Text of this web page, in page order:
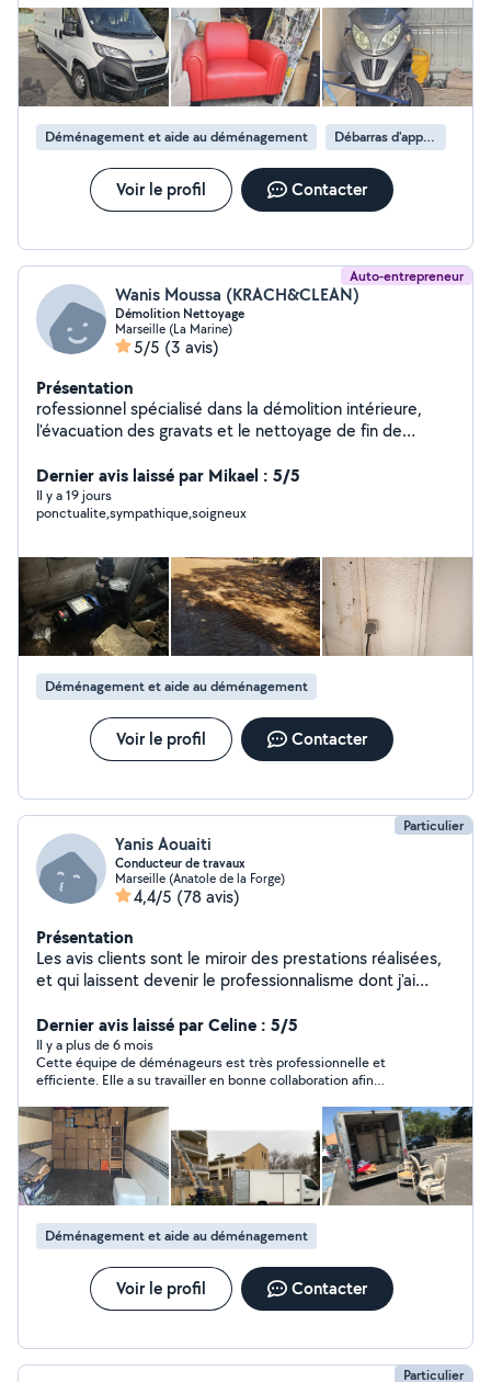
Déménagement et aide au déménagement Débarras d'appartement
Voir le profil Contacter
Auto-entrepreneur
Wanis Moussa (KRACH&CLEAN)
Démolition Nettoyage
Marseille (La Marine)
5/5 (3 avis)
Présentation
rofessionnel spécialisé dans la démolition intérieure,
l'évacuation des gravats et le nettoyage de fin de
professionnels pour : Démolition de cloisons non
porteuses Dépose de cuisines et salles de bain Retrait
de carrelage, parquet, faux plafonds et revêtements
Évacuation des déchets de chantier Nettoyage complet
après travaux Remise en état avant réception, location
ou vente Sérieux, réactif et équipé pour les chantiers de
rénovation, appartements, maisons, locaux
commerciaux et bureaux. Devis gratuit et facture
disponible.
Dernier avis laissé par Mikael : 5/5
Il y a 19 jours
ponctualite,sympathique,soigneux
Déménagement et aide au déménagement
Voir le profil Contacter
Particulier
Yanis Aouaiti
Conducteur de travaux
Marseille (Anatole de la Forge)
4,4/5 (78 avis)
Présentation
Les avis clients sont le miroir des prestations réalisées,
et qui laissent devenir le professionnalisme dont j'ai
que vous pourrez me confiez. Expérimenté et à l'écoute,
c'est l'équipe qu'il vous faut,
Dernier avis laissé par Celine : 5/5
Il y a plus de 6 mois
Cette équipe de déménageurs est très professionnelle et
efficiente. Elle a su travailler en bonne collaboration afin
maîtrise l'art du rangement dans son outil de travail. Je
recommande vivement. De plus, les 3 jeunes gaillards
courageux se sont montrés très sympathiques. Et malgré que
le trajet ait été très long, ils ont même pris de mes nouvelles.
Merci Aouaiti déménagement
Déménagement et aide au déménagement
Voir le profil Contacter
Particulier